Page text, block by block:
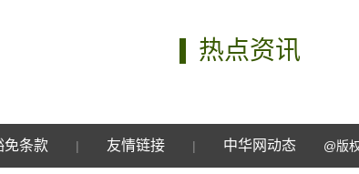
热点资讯
免条款 | 友情链接 | 中华网动态 @版